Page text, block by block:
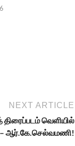
NEXT ARTICLE
வெளியில்
– ஆர்.கே.செல்வமணி!